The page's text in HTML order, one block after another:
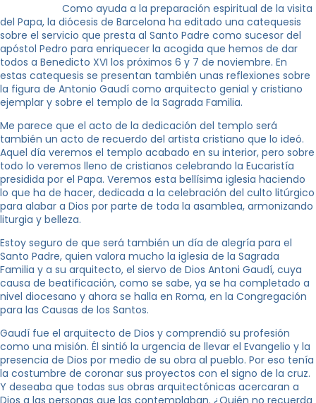
Como ayuda a la preparación espiritual de la visita
del Papa, la diócesis de Barcelona ha editado una catequesis
sobre el servicio que presta al Santo Padre como sucesor del
apóstol Pedro para enriquecer la acogida que hemos de dar
todos a Benedicto XVI los próximos 6 y 7 de noviembre. En
estas catequesis se presentan también unas reflexiones sobre
la figura de Antonio Gaudí como arquitecto genial y cristiano
ejemplar y sobre el templo de la Sagrada Familia.
Me parece que el acto de la dedicación del templo será
también un acto de recuerdo del artista cristiano que lo ideó.
Aquel día veremos el templo acabado en su interior, pero sobre
todo lo veremos lleno de cristianos celebrando la Eucaristía
presidida por el Papa. Veremos esta bellísima iglesia haciendo
lo que ha de hacer, dedicada a la celebración del culto litúrgico
para alabar a Dios por parte de toda la asamblea, armonizando
liturgia y belleza.
Estoy seguro de que será también un día de alegría para el
Santo Padre, quien valora mucho la iglesia de la Sagrada
Familia y a su arquitecto, el siervo de Dios Antoni Gaudí, cuya
causa de beatificación, como se sabe, ya se ha completado a
nivel diocesano y ahora se halla en Roma, en la Congregación
para las Causas de los Santos.
Gaudí fue el arquitecto de Dios y comprendió su profesión
como una misión. Él sintió la urgencia de llevar el Evangelio y la
presencia de Dios por medio de su obra al pueblo. Por eso tenía
la costumbre de coronar sus proyectos con el signo de la cruz.
Y deseaba que todas sus obras arquitectónicas acercaran a
Dios a las personas que las contemplaban. ¿Quién no recuerda